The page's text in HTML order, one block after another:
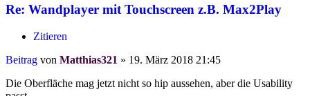
Re: Wandplayer mit Touchscreen z.B. Max2Play
Zitieren
Beitrag von Matthias321 » 19. März 2018 21:45
Die Oberfläche mag jetzt nicht so hip aussehen, aber die Usability